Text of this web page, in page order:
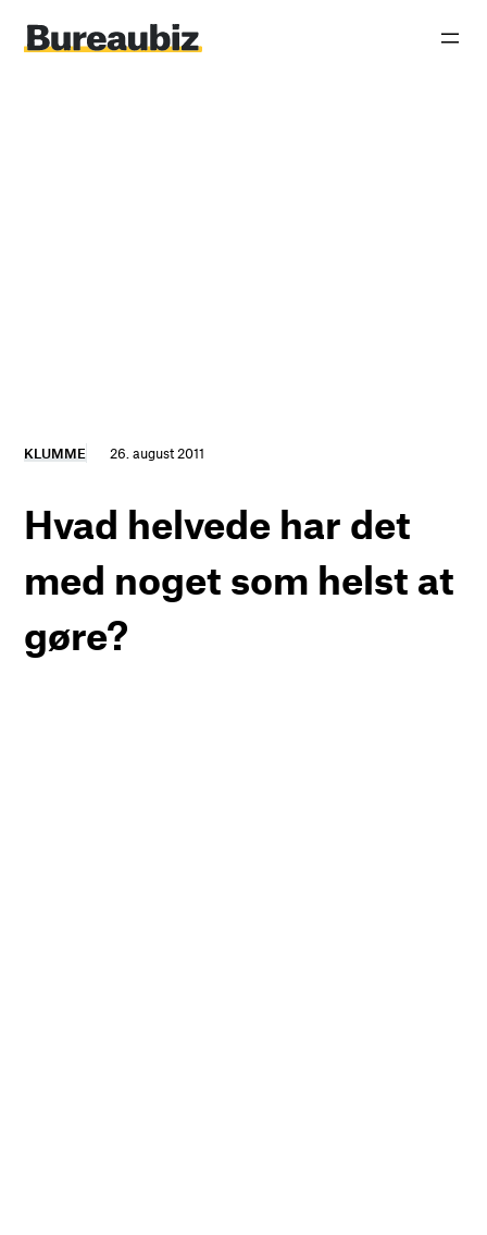
indhold
KLUMME 26. august 2011
Hvad helvede har det
med noget som helst at
gøre?